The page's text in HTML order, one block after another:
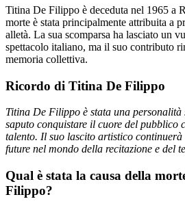
Titina De Filippo è deceduta nel 1965 a
morte è stata principalmente attribuita a
alletà. La sua scomparsa ha lasciato un
spettacolo italiano, ma il suo contributo
memoria collettiva.
Ricordo di Titina De Filippo
Titina De Filippo è stata una
saputo conquistare il cuore del pubblico
talento. Il suo lascito artistico
future nel mondo della recitazione e del
Qual è stata la causa della
Filippo?